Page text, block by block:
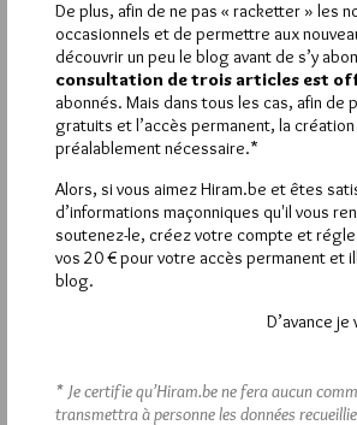
La rédaction de
Si vous souhaitez
commentaires, vous
VOUS INSCRIRE
Déjà inscrit(e) ?
De plus, afin de ne pas « racketter » les
occasionnels et de permettre aux
découvrir un peu le blog avant de s’y
consultation de trois articles est
abonnés. Mais dans tous les cas, afin de
gratuits et l’accès permanent, la
préalablement nécessaire.*
Alors, si vous aimez Hiram.be et êtes
d’informations maçonniques qu'il vous
soutenez-le, créez votre compte et
vos 20 € pour votre accès permanent et
blog.
D’avance
* Je certifie qu’Hiram.be ne fera aucun
transmettra à personne les données